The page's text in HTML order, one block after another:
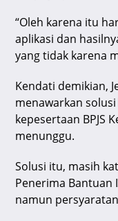
“Oleh karena itu
aplikasi dan
yang tidak karena
Kendati demikian,
menawarkan
kepesertaan BPJS
menunggu.
Solusi itu, masih
Penerima Bantuan
namun